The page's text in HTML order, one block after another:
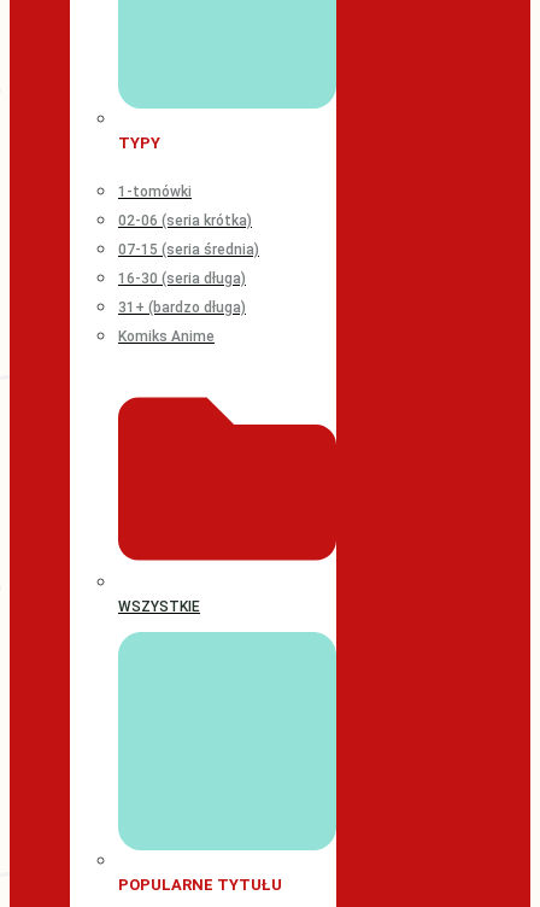
TYPY
1-tomówki
02-06 (seria krótka)
07-15 (seria średnia)
16-30 (seria długa)
31+ (bardzo długa)
Komiks Anime
WSZYSTKIE
POPULARNE TYTUŁU